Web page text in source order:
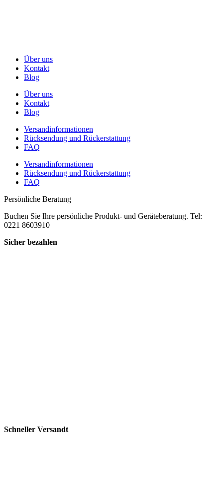
Über uns
Kontakt
Blog
Über uns
Kontakt
Blog
Versandinformationen
Rücksendung und Rückerstattung
FAQ
Versandinformationen
Rücksendung und Rückerstattung
FAQ
Persönliche Beratung
Buchen Sie Ihre persönliche Produkt- und Geräteberatung. Tel:
0221 8603910
Sicher bezahlen
Schneller Versandt